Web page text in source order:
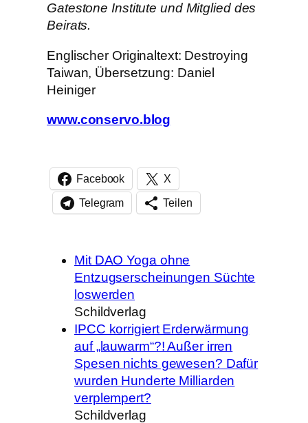
Gatestone Institute und Mitglied des
Beirats.
Englischer Originaltext: Destroying
Taiwan, Übersetzung: Daniel
Heiniger
www.conservo.blog
Facebook X
Telegram Teilen
Mit DAO Yoga ohne
Entzugserscheinungen Süchte
loswerden
Schildverlag
IPCC korrigiert Erderwärmung
auf „lauwarm“?! Außer irren
Spesen nichts gewesen? Dafür
wurden Hunderte Milliarden
verplempert?
Schildverlag